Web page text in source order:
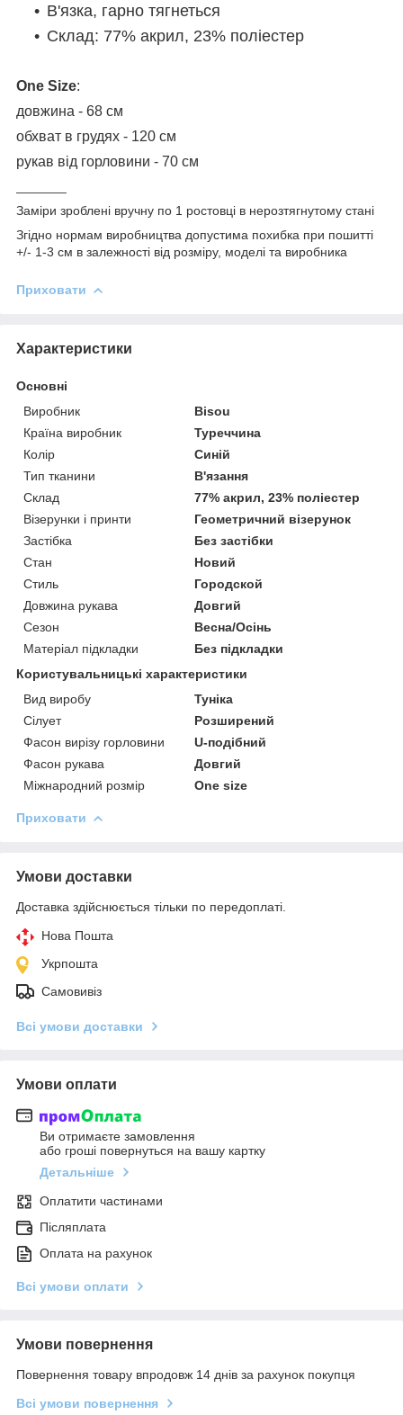
В'язка, гарно тягнеться
Склад: 77% акрил, 23% поліестер
One Size:
довжина - 68 см
обхват в грудях - 120 см
рукав від горловини - 70 см
Заміри зроблені вручну по 1 ростовці в нерозтягнутому стані
Згідно нормам виробництва допустима похибка при пошитті
+/- 1-3 см в залежності від розміру, моделі та виробника
Приховати
Характеристики
Основні
Виробник
Bisou
Країна виробник
Туреччина
Колір
Синій
Тип тканини
В'язання
Склад
77% акрил, 23% поліестер
Візерунки і принти
Геометричний візерунок
Застібка
Без застібки
Стан
Новий
Стиль
Городской
Довжина рукава
Довгий
Сезон
Весна/Осінь
Матеріал підкладки
Без підкладки
Користувальницькі характеристики
Вид виробу
Туніка
Сілует
Розширений
Фасон вирізу горловини
U-подібний
Фасон рукава
Довгий
Міжнародний розмір
One size
Приховати
Умови доставки
Доставка здійснюється тільки по передоплаті.
Нова Пошта
Укрпошта
Самовивіз
Всі умови доставки
Умови оплати
Ви отримаєте замовлення
або гроші повернуться на вашу картку
Детальніше
Оплатити частинами
Післяплата
Оплата на рахунок
Всі умови оплати
Умови повернення
Повернення товару впродовж 14 днів за рахунок покупця
Всі умови повернення